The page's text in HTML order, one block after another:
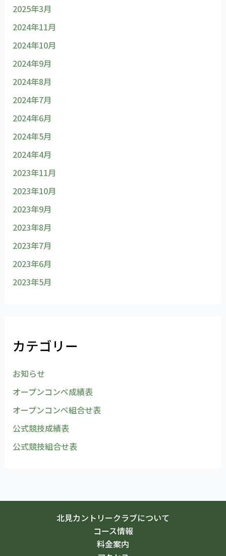
2025年3月
2024年11月
2024年10月
2024年9月
2024年8月
2024年7月
2024年6月
2024年5月
2024年4月
2023年11月
2023年10月
2023年9月
2023年8月
2023年7月
2023年6月
2023年5月
カテゴリー
お知らせ
オープンコンペ成績表
オープンコンペ組合せ表
公式競技成績表
公式競技組合せ表
北見カントリークラブについて
コース情報
料金案内